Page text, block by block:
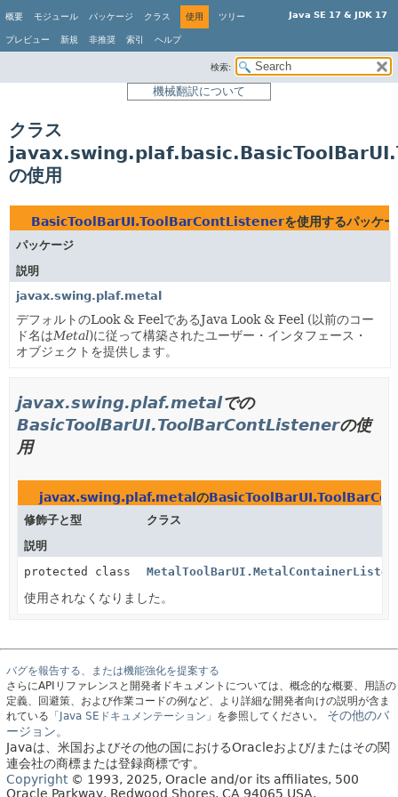
Java SE 17 & JDK 17
概要 モジュール パッケージ クラス 使用 ツリー
プレビュー 新規 非推奨 索引 ヘルプ
検索:
機械翻訳について
クラス
の使用
BasicToolBarUI.ToolBarContListenerを使用するパッケ
パッケージ
説明
javax.swing.plaf.metal
デフォルトのLook & FeelであるJava Look & Feel (以前のコー
ド名はMetal)に従って構築されたユーザー・インタフェース・
オブジェクトを提供します。
javax.swing.plaf.metalでの
BasicToolBarUI.ToolBarContListenerの使
用
javax.swing.plaf.metal の
修飾子と型
クラス
説明
protected class
使用されなくなりました。
バグを報告する、または機能強化を提案する
さらにAPIリファレンスと開発者ドキュメントについては、概念的な概要、用語の
定義、回避策、および作業コードの例など、より詳細な開発者向けの説明が含ま
れている 「Java SEドキュメンテーション」 を参照してください。
その他のバ
ージョン。
Javaは、米国およびその他の国におけるOracleおよび/またはその関
連会社の商標または登録商標です。
Copyright© 1993, 2025, Oracle and/or its affiliates, 500
Oracle Parkway, Redwood Shores, CA 94065 USA.